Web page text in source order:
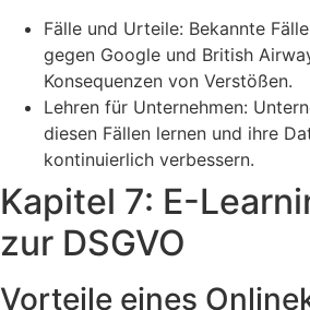
Fälle und Urteile: Bekannte
gegen Google und British
Konsequenzen von Verstößen.
Lehren für Unternehmen:
diesen Fällen lernen und ihre
kontinuierlich verbessern.
Kapitel 7: E-
zur DSGVO
Vorteile eines